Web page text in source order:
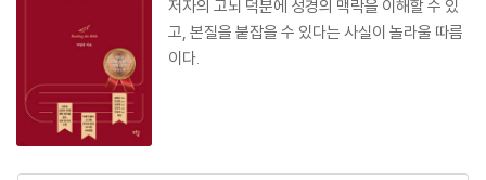
저자의 고뇌 덕분에 성경의 맥락을 이해할 수 있
고, 본질을 붙잡을 수 있다는 사실이 놀라울 따름
이다.